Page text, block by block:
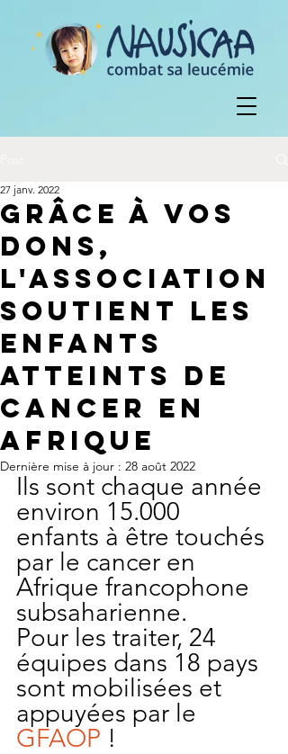
Grâce à vos
dons,
l'association
soutient les
enfants
atteints de
cancer en
Afrique
27 janv. 2022
Dernière mise à jour : 28 août 2022
Ils sont chaque année
environ 15.000
enfants à être touchés
par le cancer en
Afrique francophone
subsaharienne.
Pour les traiter, 24
équipes dans 18 pays
sont mobilisées et
appuyées par le
GFAOP !